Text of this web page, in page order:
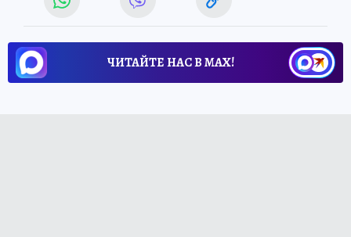
ЧИТАЙТЕ НАС В МАХ!